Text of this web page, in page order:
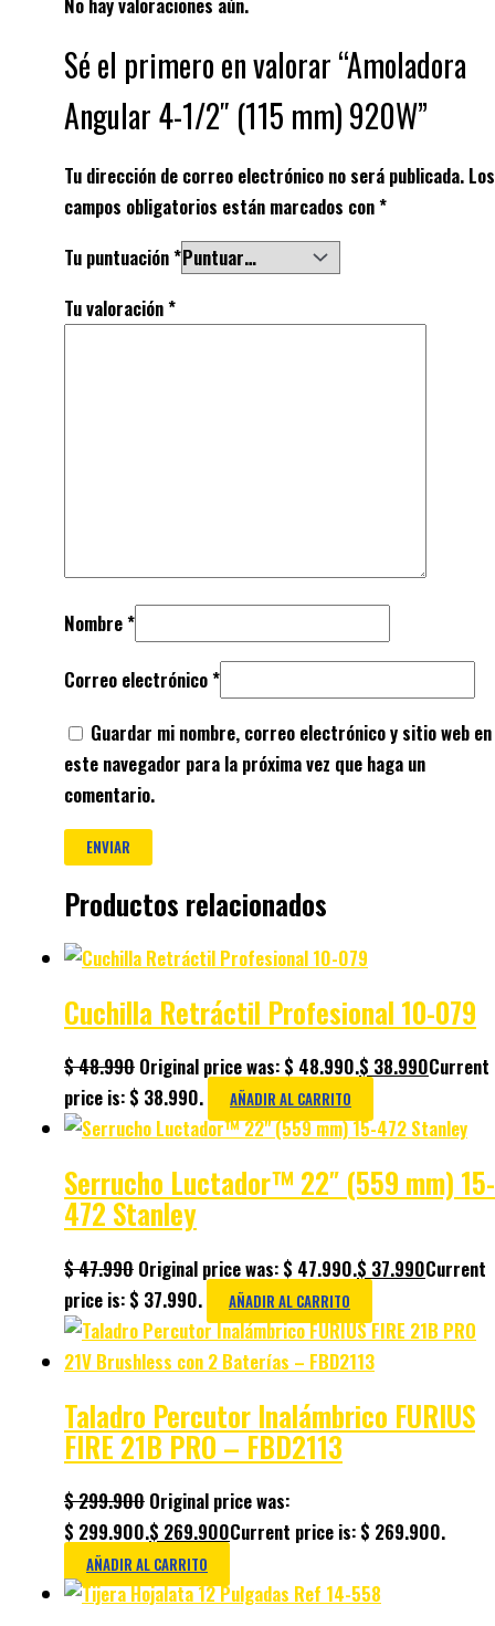
Sé el primero en valorar “Amoladora
Angular 4-1/2″ (115 mm) 920W”
Tu dirección de correo electrónico no será publicada. Los
campos obligatorios están marcados con*
Tu puntuación*
Tu valoración*
Nombre*
Correo electrónico*
Guardar mi nombre, correo electrónico y sitio web en
este navegador para la próxima vez que haga un
comentario.
Productos relacionados
Cuchilla Retráctil Profesional 10-079
$48.990 Original price was: $ 48.990.$ 38.990Current
price is: $ 38.990.
AÑADIR AL CARRITO
Serrucho Luctador™ 22″ (559 mm) 15-
472 Stanley
$47.990 Original price was: $ 47.990.$ 37.990Current
price is: $ 37.990.
AÑADIR AL CARRITO
Taladro Percutor Inalámbrico FURIUS
FIRE 21B PRO – FBD2113
$299.900 Original price was:
$ 299.900.$ 269.900Current price is: $ 269.900.
AÑADIR AL CARRITO